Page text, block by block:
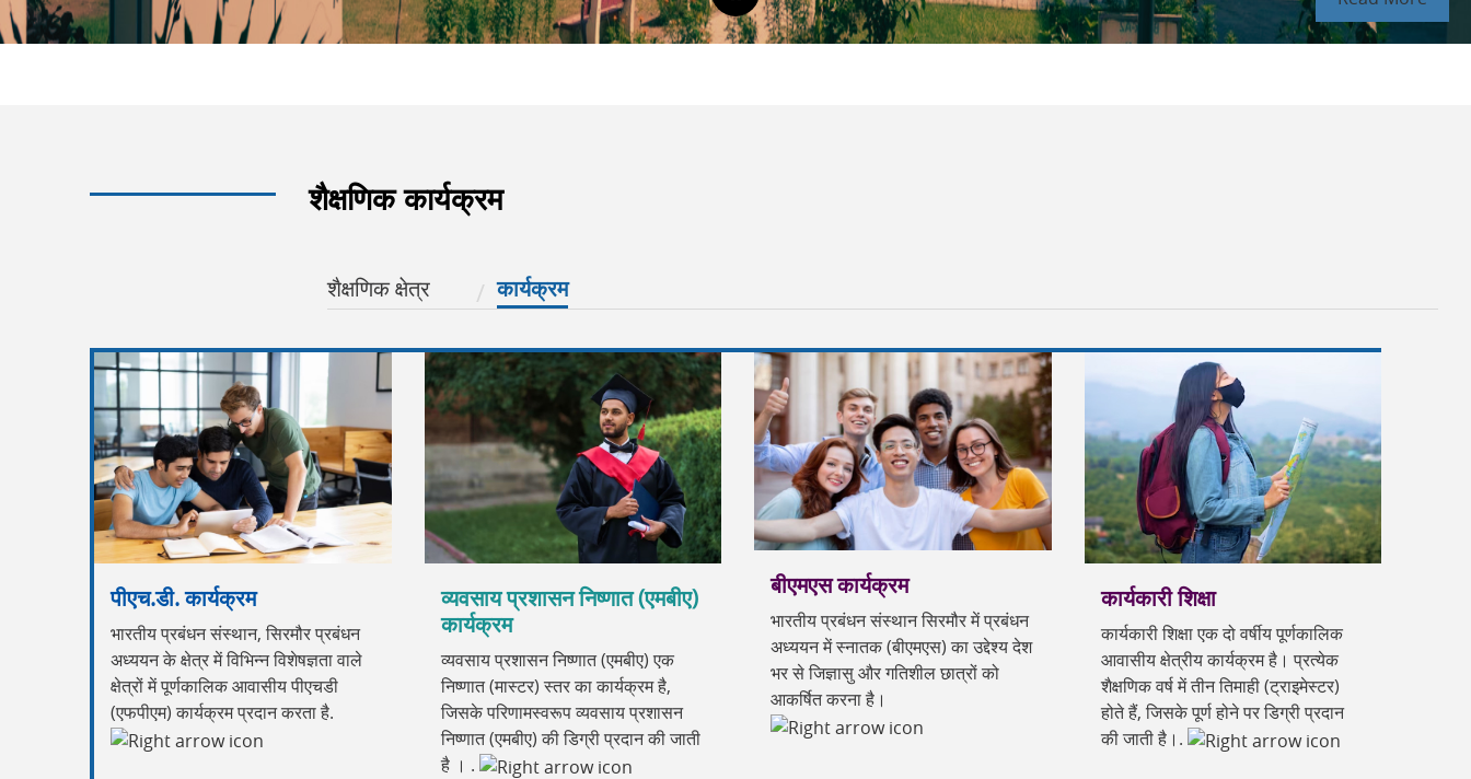
शैक्षणिक कार्यक्रम
शैक्षणिक क्षेत्र कार्यक्रम
पीएच.डी. कार्यक्रम
भारतीय प्रबंधन संस्थान, सिरमौर प्रबंधन
अध्ययन के क्षेत्र में विभिन्न विशेषज्ञता वाले
क्षेत्रों में पूर्णकालिक आवासीय पीएचडी
(एफपीएम) कार्यक्रम प्रदान करता है.
व्यवसाय प्रशासन निष्णात (एमबीए)
कार्यक्रम
व्यवसाय प्रशासन निष्णात (एमबीए) एक
निष्णात (मास्टर) स्तर का कार्यक्रम है,
जिसके परिणामस्वरूप व्यवसाय प्रशासन
निष्णात (एमबीए) की डिग्री प्रदान की जाती
है । .
बीएमएस कार्यक्रम
भारतीय प्रबंधन संस्थान सिरमौर में प्रबंधन
अध्ययन में स्नातक (बीएमएस) का उद्देश्य देश
भर से जिज्ञासु और गतिशील छात्रों को
आकर्षित करना है।
कार्यकारी शिक्षा
कार्यकारी शिक्षा एक दो वर्षीय पूर्णकालिक
आवासीय क्षेत्रीय कार्यक्रम है। प्रत्येक
शैक्षणिक वर्ष में तीन तिमाही (ट्राइमेस्टर)
होते हैं, जिसके पूर्ण होने पर डिग्री प्रदान
की जाती है।.